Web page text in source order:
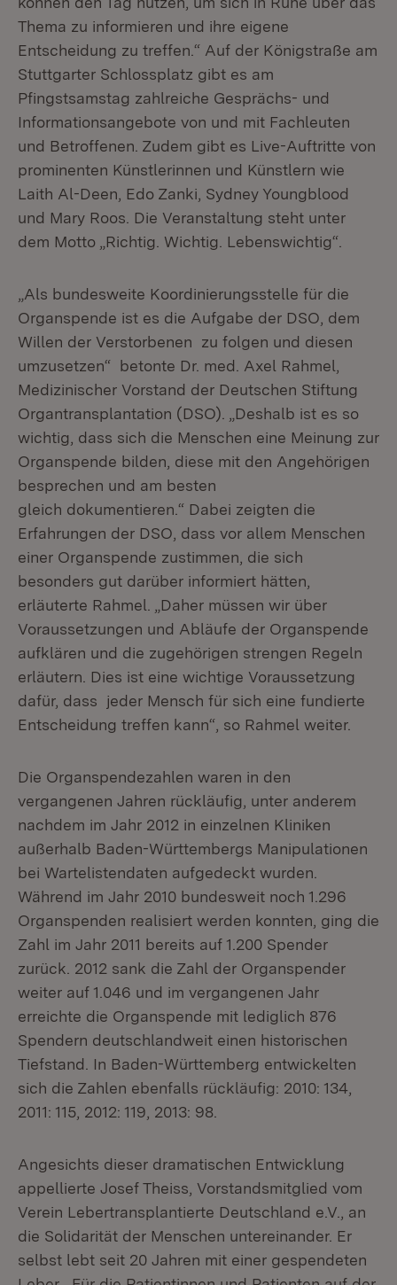
Thema zu informieren und ihre eigene
Entscheidung zu treffen.“ Auf der Königstraße am
Stuttgarter Schlossplatz gibt es am
Pfingstsamstag zahlreiche Gesprächs- und
Informationsangebote von und mit Fachleuten
und Betroffenen. Zudem gibt es Live-Auftritte von
prominenten Künstlerinnen und Künstlern wie
Laith Al-Deen, Edo Zanki, Sydney Youngblood
und Mary Roos. Die Veranstaltung steht unter
dem Motto „Richtig. Wichtig. Lebenswichtig“.
„Als bundesweite Koordinierungsstelle für die
Organspende ist es die Aufgabe der DSO, dem
Willen der Verstorbenen zu folgen und diesen
umzusetzen“ betonte Dr. med. Axel Rahmel,
Medizinischer Vorstand der Deutschen Stiftung
Organtransplantation (DSO). „Deshalb ist es so
wichtig, dass sich die Menschen eine Meinung zur
Organspende bilden, diese mit den Angehörigen
besprechen und am besten
gleich dokumentieren.“ Dabei zeigten die
Erfahrungen der DSO, dass vor allem Menschen
einer Organspende zustimmen, die sich
besonders gut darüber informiert hätten,
erläuterte Rahmel. „Daher müssen wir über
Voraussetzungen und Abläufe der Organspende
aufklären und die zugehörigen strengen Regeln
erläutern. Dies ist eine wichtige Voraussetzung
dafür, dass jeder Mensch für sich eine fundierte
Entscheidung treffen kann“, so Rahmel weiter.
Die Organspendezahlen waren in den
vergangenen Jahren rückläufig, unter anderem
nachdem im Jahr 2012 in einzelnen Kliniken
außerhalb Baden-Württembergs Manipulationen
bei Wartelistendaten aufgedeckt wurden.
Während im Jahr 2010 bundesweit noch 1.296
Organspenden realisiert werden konnten, ging die
Zahl im Jahr 2011 bereits auf 1.200 Spender
zurück. 2012 sank die Zahl der Organspender
weiter auf 1.046 und im vergangenen Jahr
erreichte die Organspende mit lediglich 876
Spendern deutschlandweit einen historischen
Tiefstand. In Baden-Württemberg entwickelten
sich die Zahlen ebenfalls rückläufig: 2010: 134,
2011: 115, 2012: 119, 2013: 98.
Angesichts dieser dramatischen Entwicklung
appellierte Josef Theiss, Vorstandsmitglied vom
Verein Lebertransplantierte Deutschland e.V., an
die Solidarität der Menschen untereinander. Er
selbst lebt seit 20 Jahren mit einer gespendeten